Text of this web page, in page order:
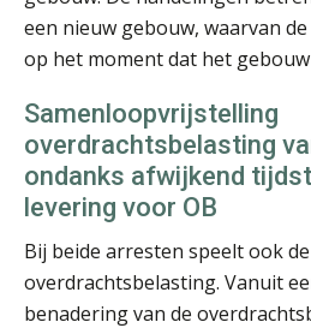
een nieuw gebouw, waarvan
op het moment dat het
Samenloopvrijstelling
overdrachtsbelasting
ondanks afwijkend
levering voor OB
Bij beide arresten speelt ook
overdrachtsbelasting. Vanuit
benadering van de
Nicole